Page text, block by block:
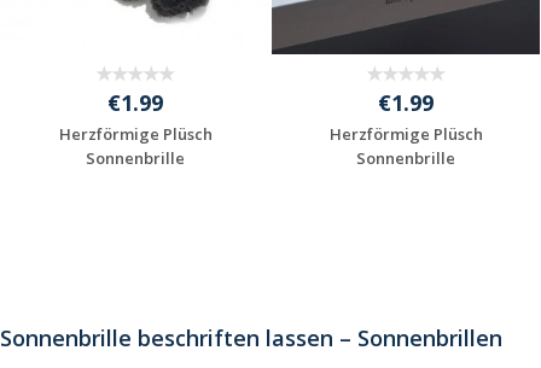
€1.99
Herzförmige Plüsch
Sonnenbrille
€1.99
Herzförmige Plüsch
Sonnenbrille
Sonnenbrille beschriften lassen – Sonnenbrillen